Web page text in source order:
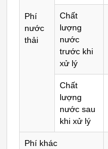
Phí
nước
thải
Chất
lượng
nước
trước khi
xử lý
Chất
lượng
nước sau
khi xử lý
Phí khác